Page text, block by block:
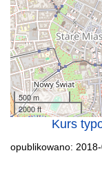
500 m
2000 ft
Kurs
opublikowano: